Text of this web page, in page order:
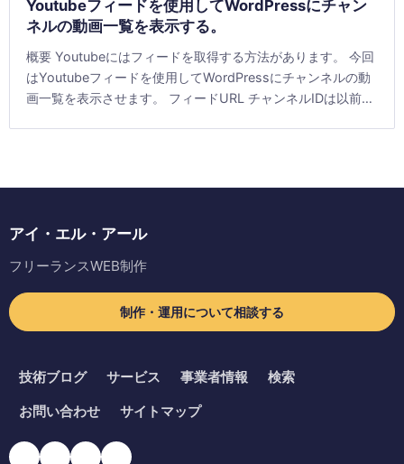
Youtubeフィードを使用してWordPressにチャン
ネルの動画一覧を表示する。
概要 Youtubeにはフィードを取得する方法があります。 今回
はYoutubeフィードを使用してWordPressにチャンネルの動
画一覧を表示させます。 フィードURL チャンネルIDは以前投
アイ・エル・アール
フリーランスWEB制作
制作・運用について相談する
技術ブログ サービス 事業者情報 検索
お問い合わせ サイトマップ